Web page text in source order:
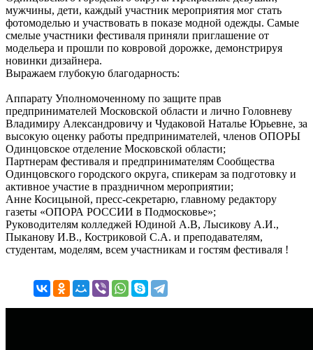
мужчины, дети, каждый участник мероприятия мог стать
фотомоделью и участвовать в показе модной одежды. Самые
смелые участники фестиваля приняли приглашение от
модельера и прошли по ковровой дорожке, демонстрируя
новинки дизайнера.
Выражаем глубокую благодарность:
Аппарату Уполномоченному по защите прав
предпринимателей Московской области и лично Головневу
Владимиру Александровичу и Чудаковой Наталье Юрьевне, за
высокую оценку работы предпринимателей, членов ОПОРЫ
Одинцовское отделение Московской области;
Партнерам фестиваля и предпринимателям Сообщества
Одинцовского городского округа, спикерам за подготовку и
активное участие в праздничном мероприятии;
Анне Косицыной, пресс-секретарю, главному редактору
газеты «ОПОРА РОССИИ в Подмосковье»;
Руководителям колледжей Юдиной А.В, Лысикову А.И.,
Пыканову И.В., Костриковой С.А. и преподавателям,
студентам, моделям, всем участникам и гостям фестиваля !